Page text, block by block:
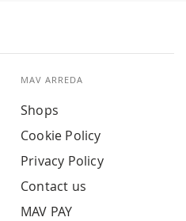
MAV ARREDA
Shops
Cookie Policy
Privacy Policy
Contact us
MAV PAY